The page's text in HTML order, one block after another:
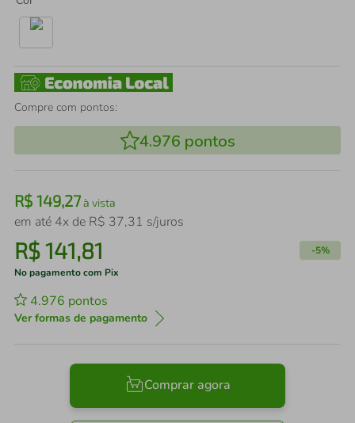
Compre com pontos:
4.976 pontos
R$ 149,27à vista
em até 4x de R$ 37,31 s/juros
R$141,81 -5%
No pagamento com Pix
4.976 pontos
Ver formas de pagamento
Comprar agora